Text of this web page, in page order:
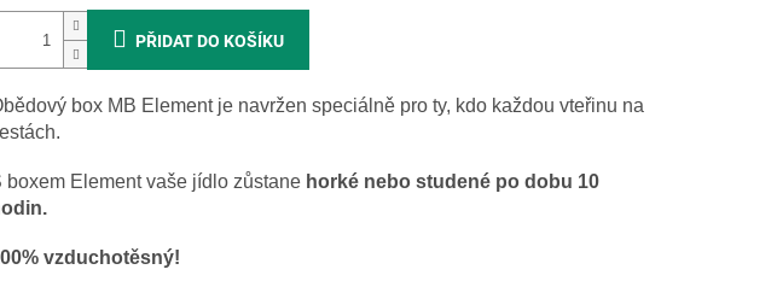
PŘIDAT DO KOŠÍKU
box MB Element je navržen speciálně pro ty, kdo každou vteřinu na
boxem Element vaše jídlo zůstane horké nebo studené po dobu 10
vzduchotěsný!